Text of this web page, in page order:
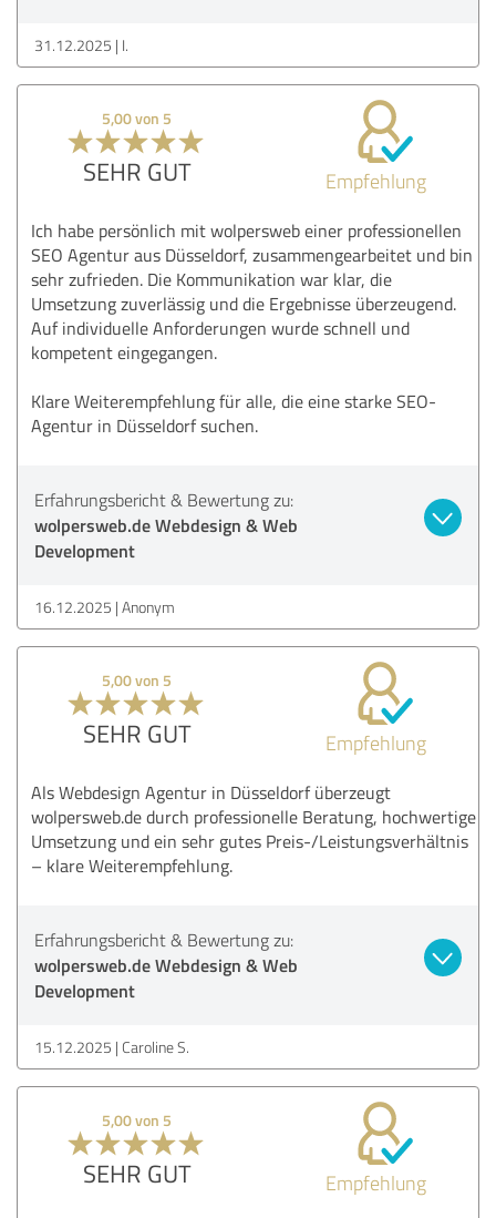
31.12.2025 I.
5,00 von 5
SEHR GUT Empfehlung
Ich habe persönlich mit wolpersweb einer professionellen
SEO Agentur aus Düsseldorf, zusammengearbeitet und bin
sehr zufrieden. Die Kommunikation war klar, die
Umsetzung zuverlässig und die Ergebnisse überzeugend.
Auf individuelle Anforderungen wurde schnell und
kompetent eingegangen.
Klare Weiterempfehlung für alle, die eine starke SEO-
Agentur in Düsseldorf suchen.
Erfahrungsbericht & Bewertung zu:
wolpersweb.de Webdesign & Web
Development
16.12.2025 Anonym
5,00 von 5
SEHR GUT Empfehlung
Als Webdesign Agentur in Düsseldorf überzeugt
wolpersweb.de durch professionelle Beratung, hochwertige
Umsetzung und ein sehr gutes Preis-/Leistungsverhältnis
– klare Weiterempfehlung.
Erfahrungsbericht & Bewertung zu:
wolpersweb.de Webdesign & Web
Development
15.12.2025 Caroline S.
5,00 von 5
SEHR GUT Empfehlung